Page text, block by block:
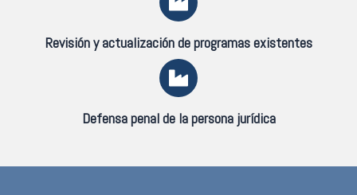
Revisión y actualización de programas existentes
Defensa penal de la persona jurídica